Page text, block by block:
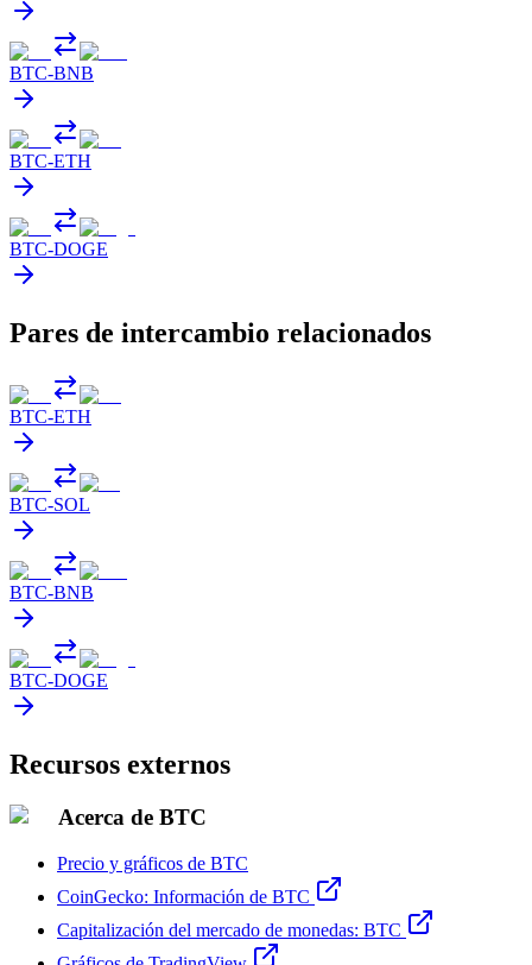
BTC-BNB
BTC-ETH
BTC-DOGE
Pares de intercambio relacionados
BTC-ETH
BTC-SOL
BTC-BNB
BTC-DOGE
Recursos externos
Acerca de BTC
Precio y gráficos de BTC
CoinGecko: Información de BTC
Capitalización del mercado de monedas: BTC